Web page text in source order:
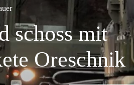
schoss mit
Oreschnik